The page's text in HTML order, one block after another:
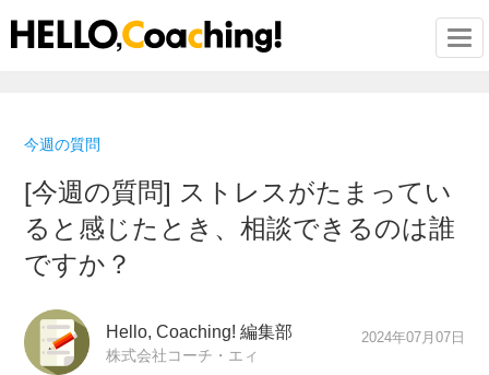
今週の質問
[今週の質問] ストレスがたまってい
ると感じたとき、相談できるのは誰
ですか？
Hello, Coaching! 編集部
株式会社コーチ・エィ
2024年07月07日